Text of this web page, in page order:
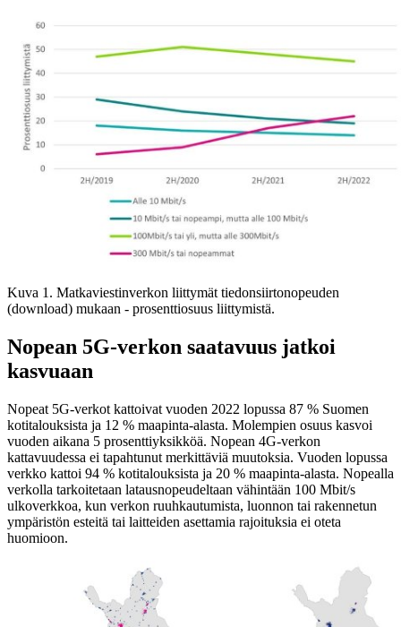
Kuva 1. Matkaviestinverkon liittymät tiedonsiirtonopeuden
(download) mukaan - prosenttiosuus liittymistä.
Nopean 5G-verkon saatavuus jatkoi
kasvuaan
Nopeat 5G-verkot kattoivat vuoden 2022 lopussa 87 % Suomen
kotitalouksista ja 12 % maapinta-alasta. Molempien osuus kasvoi
vuoden aikana 5 prosenttiyksikköä. Nopean 4G-verkon
kattavuudessa ei tapahtunut merkittäviä muutoksia. Vuoden lopussa
verkko kattoi 94 % kotitalouksista ja 20 % maapinta-alasta. Nopealla
verkolla tarkoitetaan latausnopeudeltaan vähintään 100 Mbit/s
ulkoverkkoa, kun verkon ruuhkautumista, luonnon tai rakennetun
ympäristön esteitä tai laitteiden asettamia rajoituksia ei oteta
huomioon.